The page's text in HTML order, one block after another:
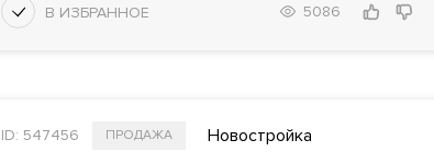
5086
ID: 547456 ПРОДАЖА Новостройка